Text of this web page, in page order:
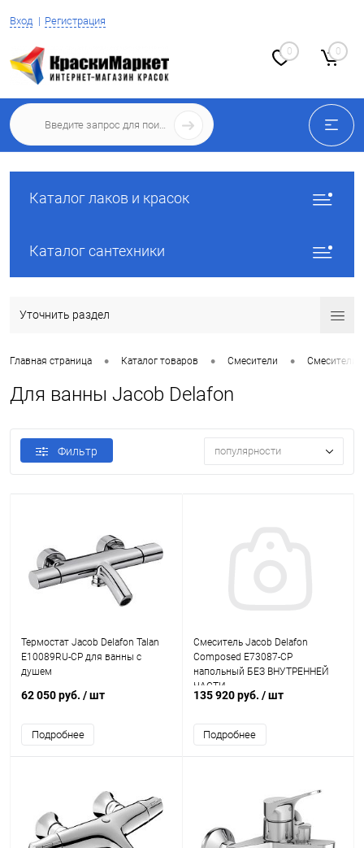
Вход Регистрация
0 0
Каталог лаков и красок
Каталог сантехники
Уточнить раздел
Главная страница • Каталог товаров • Смесители • Смесители
Для ванны Jacob Delafon
Фильтр популярности
Термостат Jacob Delafon Talan
E10089RU-CP для ванны с
душем
62 050 руб. / шт
Подробнее
Смеситель Jacob Delafon
Composed E73087-CP
напольный БЕЗ ВНУТРЕННЕЙ
ЧАСТИ
135 920 руб. / шт
Подробнее